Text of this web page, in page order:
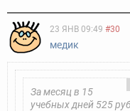
23 ЯНВ 09:49 #30
медик
За месяц в 15
учебных дней 525